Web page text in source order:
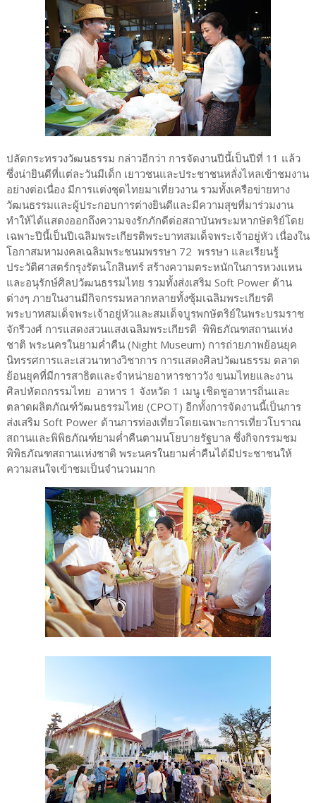
ปลัดกระทรวงวัฒนธรรม กล่าวอีกว่า การจัดงานปีนี้เป็นปีที่ 11 แล้ว
ซึ่งน่ายินดีที่แต่ละวันมีเด็ก เยาวชนและประชาชนหลั่งไหลเข้าชมงาน
อย่างต่อเนื่อง มีการแต่งชุดไทยมาเที่ยวงาน รวมทั้งเครือข่ายทาง
วัฒนธรรมและผู้ประกอบการต่างยินดีและมีความสุขที่มาร่วมงาน
ทำให้ได้แสดงออกถึงความจงรักภักดีต่อสถาบันพระมหากษัตริย์โดย
เฉพาะปีนี้เป็นปีเฉลิมพระเกียรติพระบาทสมเด็จพระเจ้าอยู่หัว เนื่องใน
โอกาสมหามงคลเฉลิมพระชนมพรรษา 72 พรรษา และเรียนรู้
ประวัติศาสตร์กรุงรัตนโกสินทร์ สร้างความตระหนักในการหวงแหน
และอนุรักษ์ศิลปวัฒนธรรมไทย รวมทั้งส่งเสริม Soft Power ด้าน
ต่างๆ ภายในงานมีกิจกรรมหลากหลายทั้งซุ้มเฉลิมพระเกียรติ
พระบาทสมเด็จพระเจ้าอยู่หัวและสมเด็จบูรพกษัตริย์ในพระบรมราช
จักรีวงศ์ การแสดงสวนแสงเฉลิมพระเกียรติ พิพิธภัณฑสถานแห่ง
ชาติ พระนครในยามค่ำคืน (Night Museum) การถ่ายภาพย้อนยุค
นิทรรศการและเสวนาทางวิชาการ การแสดงศิลปวัฒนธรรม ตลาด
ย้อนยุคที่มีการสาธิตและจำหน่ายอาหารชาววัง ขนมไทยและงาน
ศิลปหัตถกรรมไทย อาหาร 1 จังหวัด 1 เมนู เชิดชูอาหารถิ่นและ
ตลาดผลิตภัณฑ์วัฒนธรรมไทย (CPOT) อีกทั้งการจัดงานนี้เป็นการ
ส่งเสริม Soft Power ด้านการท่องเที่ยวโดยเฉพาะการเที่ยวโบราณ
สถานและพิพิธภัณฑ์ยามค่ำคืนตามนโยบายรัฐบาล ซึ่งกิจกรรมชม
พิพิธภัณฑสถานแห่งชาติ พระนครในยามค่ำคืนได้มีประชาชนให้
ความสนใจเข้าชมเป็นจำนวนมาก